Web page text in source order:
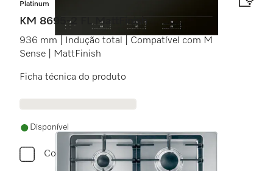
Platinum
KM 8695-2 FL MattFinish
936 mm | Indução total | Compatível com M
Sense | MattFinish
Ficha técnica do produto
Disponível
Comparar